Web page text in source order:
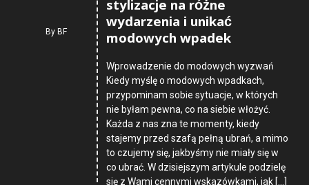
ByBF
stylizacje na różne
wydarzenia i unikać
modowych wpadek
Wprowadzenie do modowych wyzwań
Kiedy myślę o modowych wpadkach,
przypominam sobie sytuacje, w których
nie byłam pewna, co na siebie włożyć.
Każda z nas zna te momenty, kiedy
stajemy przed szafą pełną ubrań, a mimo
to czujemy się, jakbyśmy nie miały się w
co ubrać. W dzisiejszym artykule podzielę
się z Wami cennymi wskazówkami, jak […]